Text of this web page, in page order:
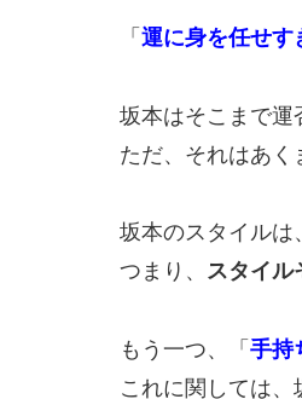
「 運に身を任せす
坂本はそこまで運
ただ、それはあく
坂本のスタイルは
つまり、 スタイル
もう一つ、「 手持
これに関しては、